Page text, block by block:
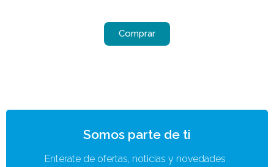
Comprar
Somos parte de ti
Entérate de ofertas, noticias y novedades .